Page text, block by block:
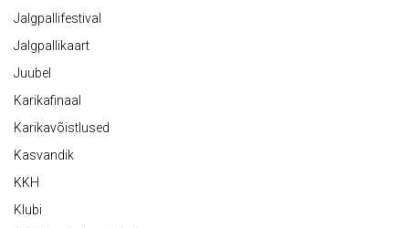
Jalgpallifestival
Jalgpallikaart
Juubel
Karikafinaal
Karikavõistlused
Kasvandik
KKH
Klubi